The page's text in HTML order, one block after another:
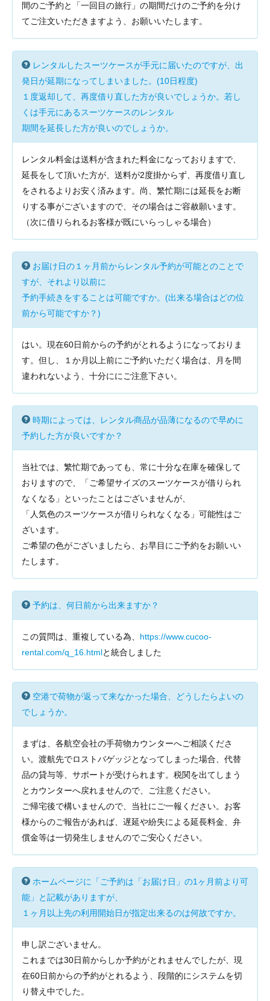
間のご予約と「一回目の旅行」の期間だけのご予約を分け
てご注文いただきますよう、お願いいたします。
レンタルしたスーツケースが手元に届いたのですが、出
発日が延期になってしまいました。(10日程度)
１度返却して、再度借り直した方が良いでしょうか。若し
くは手元にあるスーツケースのレンタル
期間を延長した方が良いのでしょうか。
レンタル料金は送料が含まれた料金になっておりますで、
延長をして頂いた方が、送料が2度掛からず、再度借り直し
をされるよりお安く済みます。尚、繁忙期には延長をお断
りする事がございますので、その場合はご容赦願います。
（次に借りられるお客様が既にいらっしゃる場合）
お届け日の１ヶ月前からレンタル予約が可能とのことで
すが、それより以前に
予約手続きをすることは可能ですか。(出来る場合はどの位
前から可能ですか？)
はい。現在60日前からの予約がとれるようになっておりま
す。但し、１か月以上前にご予約いただく場合は、月を間
違われないよう、十分ににご注意下さい。
時期によっては、レンタル商品が品薄になるので早めに
予約した方が良いですか？
当社では、繁忙期であっても、常に十分な在庫を確保して
おりますので、「ご希望サイズのスーツケースが借りられ
なくなる」といったことはございませんが、
「人気色のスーツケースが借りられなくなる」可能性はご
ざいます。
ご希望の色がございましたら、お早目にご予約をお願いい
たします。
予約は、何日前から出来ますか？
この質問は、重複している為、 https://www.cucoo-
rental.com/q_16.htmlと統合しました
空港で荷物が返って来なかった場合、どうしたらよいの
でしょうか。
まずは、各航空会社の手荷物カウンターへご相談くださ
い。渡航先でロストバゲッジとなってしまった場合、代替
品の貸与等、サポートが受けられます。税関を出てしまう
とカウンターへ戻れませんので、ご注意ください。
ご帰宅後で構いませんので、当社にご一報ください。お客
様からのご報告があれば、遅延や紛失による延長料金、弁
償金等は一切発生しませんのでご安心ください。
ホームページに「ご予約は「お届け日」の1ヶ月前より可
能」と記載がありますが、
１ヶ月以上先の利用開始日が指定出来るのは何故ですか。
申し訳ございません。
これまでは30日前からしか予約がとれませんでしたが、現
在60日前からの予約がとれるよう、段階的にシステムを切
り替え中でした。